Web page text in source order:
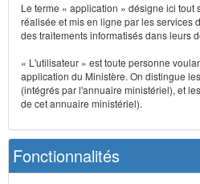
Le terme « application » désigne ici tout
réalisée et mis en ligne par les services
des traitements informatisés dans leurs
« L'utilisateur » est toute personne
application du Ministère. On distingue
(intégrés par l'annuaire ministériel), et
de cet annuaire ministériel).
Fonctionnalités